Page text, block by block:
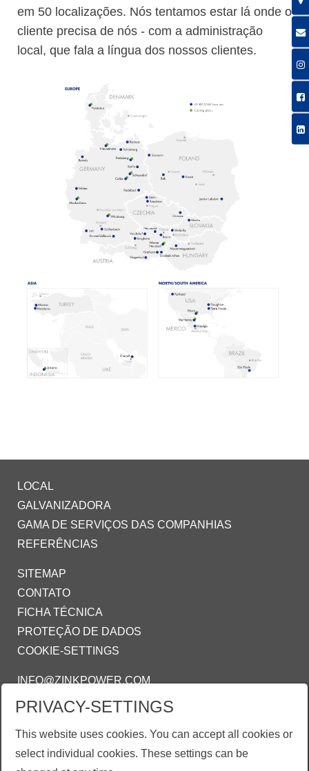
em 50 localizações. Nós tentamos estar lá onde o
cliente precisa de nós - com a administração
local, que fala a língua dos nossos clientes.
LOCAL
GALVANIZADORA
GAMA DE SERVIÇOS DAS COMPANHIAS
REFERÊNCIAS
SITEMAP
CONTATO
FICHA TÉCNICA
PROTEÇÃO DE DADOS
COOKIE-SETTINGS
INFO@ZINKPOWER.COM
Estamos orgulhosos de ser um membro:
AGA - American Galvanizing Association
PRIVACY-SETTINGS
This website uses cookies. You can accept all cookies or
select individual cookies. These settings can be